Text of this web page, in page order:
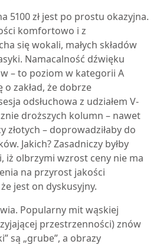
5100 zł jest po prostu okazyjna.
komfortowo i z
się wokali, małych składów
Namacalność dźwięku
– to poziom w kategorii A
zakład, że dobrze
odsłuchowa z udziałem V-
droższych kolumn – nawet
złotych – doprowadziłaby do
Jakich? Zasadniczy byłby
iż olbrzymi wzrost ceny nie ma
na przyrost jakości
jest on dyskusyjny.
Popularny mit wąskiej
przestrzenności) znów
są „grube”, a obrazy